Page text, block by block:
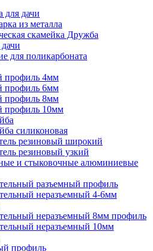
для дачи
из металла
скамейка Дружба
для поликарбоната
профиль 4мм
профиль 6мм
профиль 8мм
профиль 10мм
силиконовая
резиновый широкий
резиновый узкий
и стыковочные алюминиевые
разъемный профиль
неразъемный 4-6мм
неразъемный 8мм профиль
неразъемный 10мм
профиль